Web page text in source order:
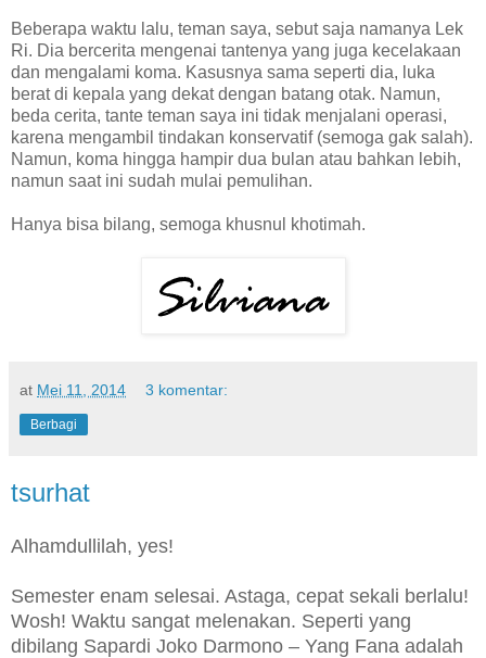
Beberapa waktu lalu, teman saya, sebut saja namanya Lek
Ri. Dia bercerita mengenai tantenya yang juga kecelakaan
dan mengalami koma. Kasusnya sama seperti dia, luka
berat di kepala yang dekat dengan batang otak. Namun,
beda cerita, tante teman saya ini tidak menjalani operasi,
karena mengambil tindakan konservatif (semoga gak salah).
Namun, koma hingga hampir dua bulan atau bahkan lebih,
namun saat ini sudah mulai pemulihan.
Hanya bisa bilang, semoga khusnul khotimah.
at Mei 11, 2014 3 komentar:
Berbagi
tsurhat
Alhamdullilah, yes!
Semester enam selesai. Astaga, cepat sekali berlalu!
Wosh! Waktu sangat melenakan. Seperti yang
dibilang Sapardi Joko Darmono – Yang Fana adalah